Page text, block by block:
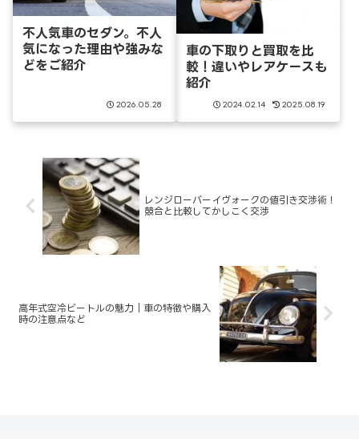
不人気車のセダン。不人
気になった理由や強みな
どをご紹介
2026.05.28
車の下取りと買取を比
較！違いやレアケースも
紹介
2024.02.14 2025.08.19
レンジローバーイヴォークの値引き交渉術！
競合と比較してかしこく交渉
高年式空冷ビートルの魅力｜車の特徴や購入
時の注意点など